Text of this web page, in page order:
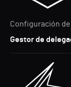
Configuración
Gestor de